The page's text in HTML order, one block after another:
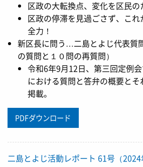
区政の大転換点、変化を区民の
区政の停滞を見過ごさず、こ
全力！
新区長に問う…二島とよじ代表質
の質問と１０問の再質問）
令和6年9月12日、第三回定例
における質問と答弁の概要と
掲載。
PDFダウンロード
二島とよじ活動レポート 61号（2024